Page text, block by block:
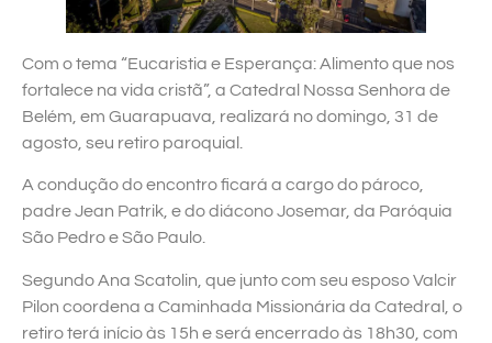
Com o tema “Eucaristia e Esperança: Alimento que nos
fortalece na vida cristã”, a Catedral Nossa Senhora de
Belém, em Guarapuava, realizará no domingo, 31 de
agosto, seu retiro paroquial.
A condução do encontro ficará a cargo do pároco,
padre Jean Patrik, e do diácono Josemar, da Paróquia
São Pedro e São Paulo.
Segundo Ana Scatolin, que junto com seu esposo Valcir
Pilon coordena a Caminhada Missionária da Catedral, o
retiro terá início às 15h e será encerrado às 18h30, com